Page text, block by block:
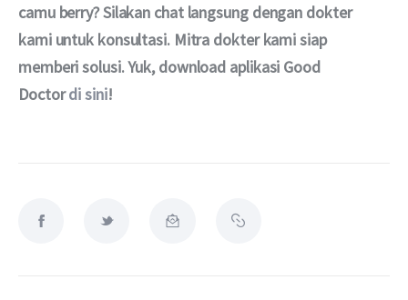
camu berry? Silakan chat langsung dengan dokter
kami untuk konsultasi. Mitra dokter kami siap
memberi solusi. Yuk, download aplikasi Good
Doctor di sini!